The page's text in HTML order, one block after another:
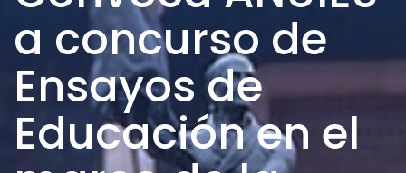
a concurso de
Ensayos de
Educación en el